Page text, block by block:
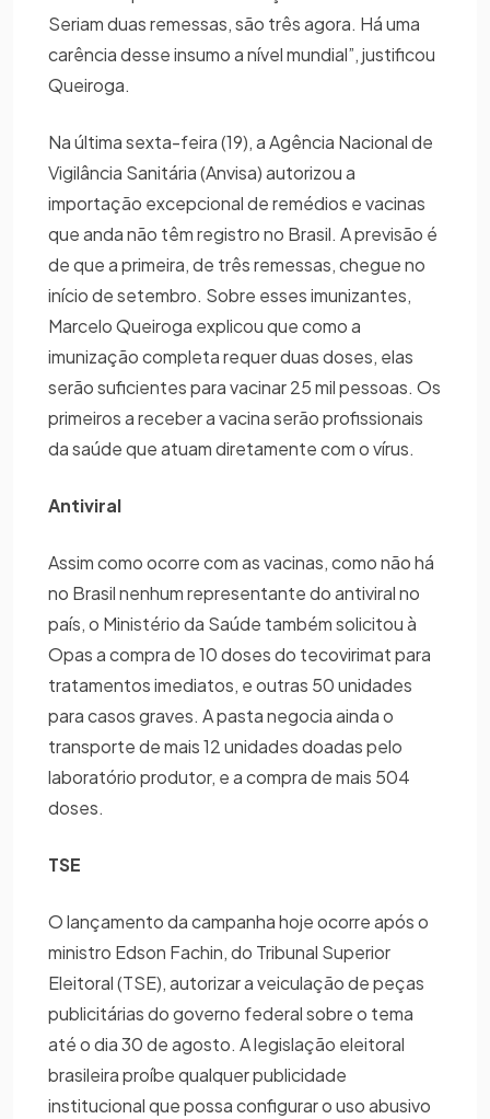
Seriam duas remessas, são três agora. Há uma
carência desse insumo a nível mundial”, justificou
Queiroga.
Na última sexta-feira (19), a Agência Nacional de
Vigilância Sanitária (Anvisa) autorizou a
importação excepcional de remédios e vacinas
que anda não têm registro no Brasil. A previsão é
de que a primeira, de três remessas, chegue no
início de setembro. Sobre esses imunizantes,
Marcelo Queiroga explicou que como a
imunização completa requer duas doses, elas
serão suficientes para vacinar 25 mil pessoas. Os
primeiros a receber a vacina serão profissionais
da saúde que atuam diretamente com o vírus.
Antiviral
Assim como ocorre com as vacinas, como não há
no Brasil nenhum representante do antiviral no
país, o Ministério da Saúde também solicitou à
Opas a compra de 10 doses do tecovirimat para
tratamentos imediatos, e outras 50 unidades
para casos graves. A pasta negocia ainda o
transporte de mais 12 unidades doadas pelo
laboratório produtor, e a compra de mais 504
doses.
TSE
O lançamento da campanha hoje ocorre após o
ministro Edson Fachin, do Tribunal Superior
Eleitoral (TSE), autorizar a veiculação de peças
publicitárias do governo federal sobre o tema
até o dia 30 de agosto. A legislação eleitoral
brasileira proíbe qualquer publicidade
institucional que possa configurar o uso abusivo